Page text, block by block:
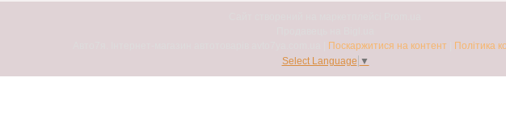
Поскаржитися на контент
Політика
Select Language ▼